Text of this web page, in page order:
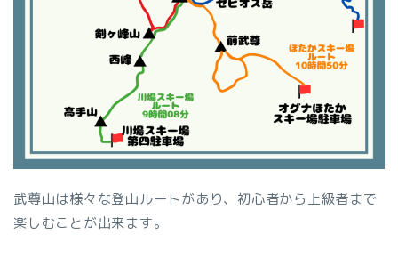
武尊山は様々な登山ルートがあり、初心者から上級者まで
楽しむことが出来ます。